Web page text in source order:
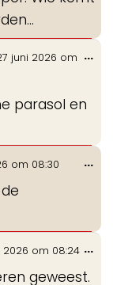
juni 2026 om
parasol en
...
om 08:30 ...
2026 om 08:24
geweest.
...